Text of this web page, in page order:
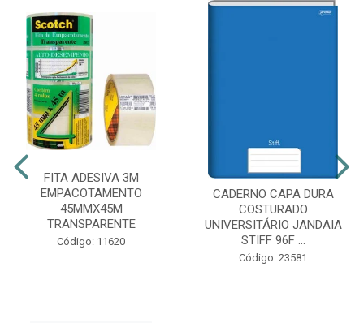
FITA ADESIVA 3M
EMPACOTAMENTO
45MMX45M
TRANSPARENTE
Código: 11620
CADERNO CAPA DURA
COSTURADO
UNIVERSITÁRIO JANDAIA
STIFF 96F ...
Código: 23581